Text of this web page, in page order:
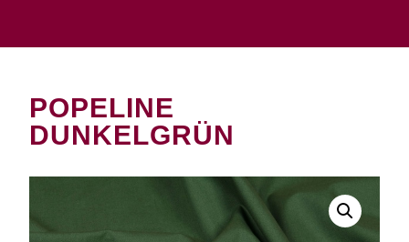
POPELINE
DUNKELGRÜN